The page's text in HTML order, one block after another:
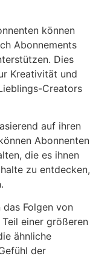
können
Abonnements
Dies
Kreativität und
Creators
auf ihren
Abonnenten
die es ihnen
zu entdecken,
das Folgen von
einer größeren
ähnliche
der